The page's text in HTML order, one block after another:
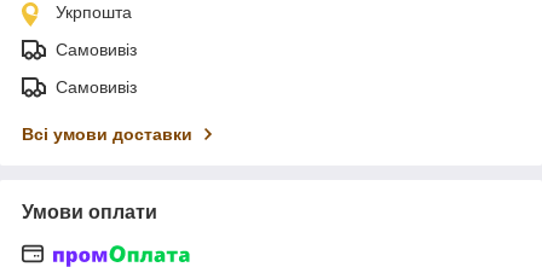
Укрпошта
Самовивіз
Самовивіз
Всі умови доставки
Умови оплати